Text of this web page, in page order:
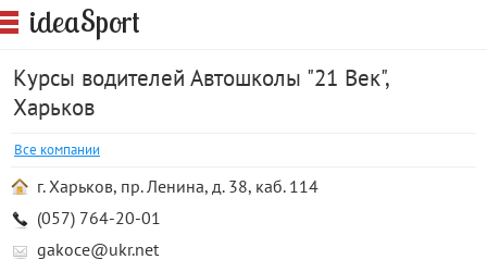
ideaSport
Курсы водителей Автошколы "21 Век",
Харьков
Все компании
г. Харьков, пр. Ленина, д. 38, каб. 114
(057) 764-20-01
gakoce@ukr.net